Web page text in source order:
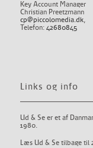
Key Account Manager
Christian Preetzmann
cp@piccolomedia.dk,
Telefon: 42680845
Links og info
Ud & Se er et af
1980.
Læs Ud & Se tilbage til